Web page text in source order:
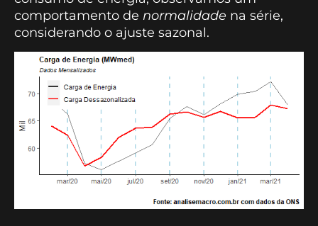
comportamento de normalidade na série,
considerando o ajuste sazonal.